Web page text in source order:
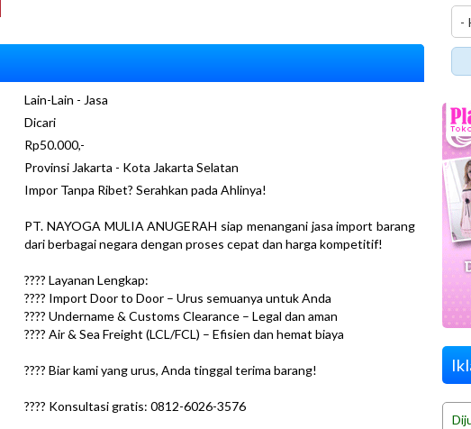
Lain-Lain - Jasa
Dicari
Rp50.000,-
Provinsi Jakarta - Kota Jakarta Selatan
Impor Tanpa Ribet? Serahkan pada Ahlinya!
PT. NAYOGA MULIA ANUGERAH siap menangani jasa import barang
dari berbagai negara dengan proses cepat dan harga kompetitif!
???? Layanan Lengkap:
???? Import Door to Door – Urus semuanya untuk Anda
???? Undername & Customs Clearance – Legal dan aman
???? Air & Sea Freight (LCL/FCL) – Efisien dan hemat biaya
???? Biar kami yang urus, Anda tinggal terima barang!
???? Konsultasi gratis: 0812-6026-3576